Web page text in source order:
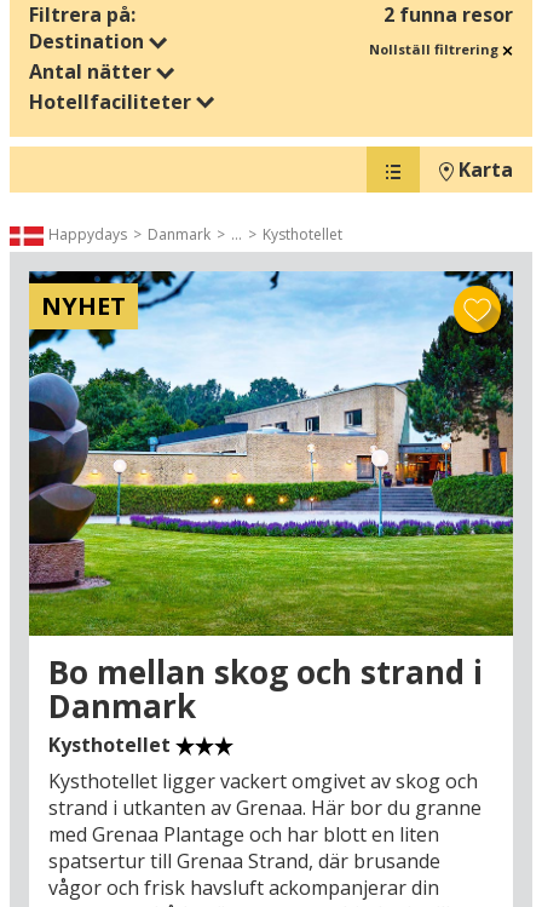
Filtrera på:
2 funna resor
Destination
Antal nätter
Hotellfaciliteter
Nollställ filtrering
Karta
Happydays Danmark ... Kysthotellet
NYHET
Bo mellan skog och strand i
Danmark
Kysthotellet
Kysthotellet ligger vackert omgivet av skog och
strand i utkanten av Grenaa. Här bor du granne
med Grenaa Plantage och har blott en liten
spatsertur till Grenaa Strand, där brusande
vågor och frisk havsluft ackompanjerar din